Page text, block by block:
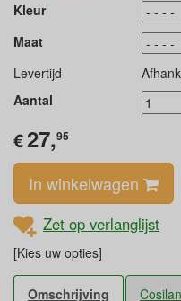
Kleur
Maat
Levertijd
Aantal
€27,95
In winkelwagen
Zet op verlanglijst
[Kies uw opties]
Omschrijving